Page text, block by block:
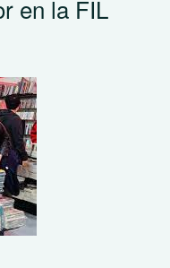
en la FIL